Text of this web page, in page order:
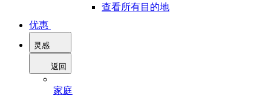
查看所有目的地
优惠
灵感
返回
家庭